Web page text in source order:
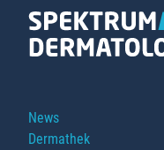
Navigation
überspringen
News
Dermathek